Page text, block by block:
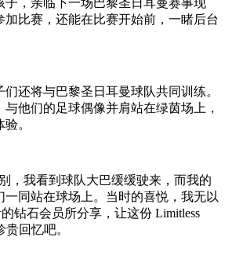
比赛，还能在比赛开始前，一睹后台
还将与巴黎圣日耳曼球队共同训练。
他们的足球偶像并肩站在绿茵场上，
。
，我看到球队大巴缓缓驶来，而我的
一同站在球场上。当时的喜悦，我无以
钻石会员所分享，让这份 Limitless
贵回忆吧。